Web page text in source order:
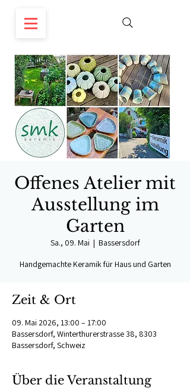
Offenes Atelier mit
Ausstellung im
Garten
Sa., 09. Mai
  |
Bassersdorf
Handgemachte Keramik für Haus und Garten
Zeit & Ort
09. Mai 2026, 13:00 – 17:00
Bassersdorf, Winterthurerstrasse 38, 8303
Bassersdorf, Schweiz
Über die Veranstaltung